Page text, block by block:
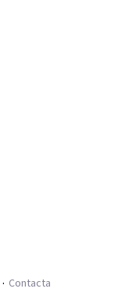
Contacta